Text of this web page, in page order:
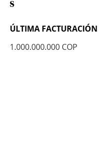
S
ÚLTIMA
1.000.000.000 COP